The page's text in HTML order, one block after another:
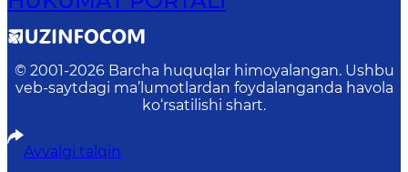
© 2001-2026 Barcha huquqlar himoyalangan. Ushbu
veb-saytdagi ma’lumotlardan foydalanganda havola
ko‘rsatilishi shart.
Avvalgi talqin